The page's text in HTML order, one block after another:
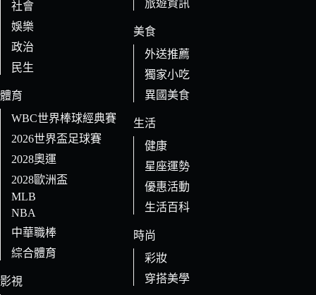
社會
娛樂
政治
民生
體育
WBC世界棒球經典賽
2026世界盃足球賽
2028奧運
2028歐洲盃
MLB
NBA
中華職棒
綜合體育
影視
旅遊資訊
美食
外送推薦
獨家小吃
異國美食
生活
健康
星座運勢
優惠活動
生活百科
時尚
彩妝
穿搭美學